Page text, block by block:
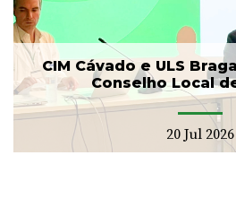
CIM Cávado e ULS
Conselho Local
20 Jul 2026